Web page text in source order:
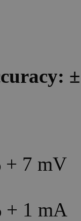
+ 7 mV
+ 1 mA